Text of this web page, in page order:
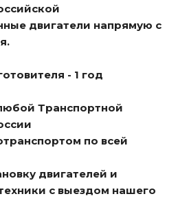
двигатели напрямую с
- 1 год
Транспортной
по всей
двигателей и
с выездом нашего